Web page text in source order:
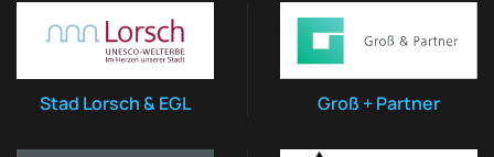
Stad Lorsch & EGL Groß + Partner